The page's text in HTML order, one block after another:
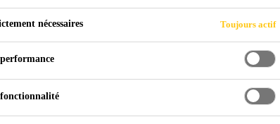
nécessaires Toujours actif